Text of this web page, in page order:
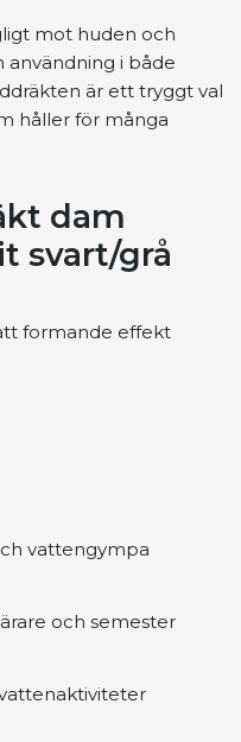
mot huden och
användning i både
är ett tryggt val
håller för många
dam
svart/grå
formande effekt
vattengympa
och semester